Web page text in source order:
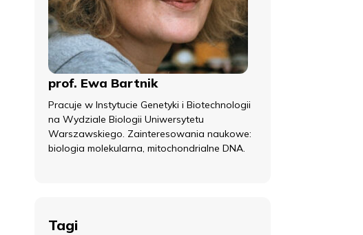
prof. Ewa Bartnik
Pracuje w Instytucie Genetyki i Biotechnologii
na Wydziale Biologii Uniwersytetu
Warszawskiego. Zainteresowania naukowe:
biologia molekularna, mitochondrialne DNA.
Tagi